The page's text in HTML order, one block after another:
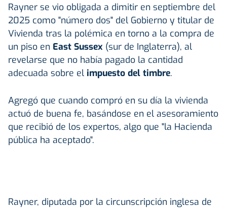
Rayner se vio obligada a dimitir en septiembre del
2025 como "número dos" del Gobierno y titular de
Vivienda tras la polémica en torno a la compra de
un piso en East Sussex (sur de Inglaterra), al
revelarse que no había pagado la cantidad
adecuada sobre el impuesto del timbre.
Agregó que cuando compró en su día la vivienda
actuó de buena fe, basándose en el asesoramiento
que recibió de los expertos, algo que "la Hacienda
pública ha aceptado".
Rayner, diputada por la circunscripción inglesa de